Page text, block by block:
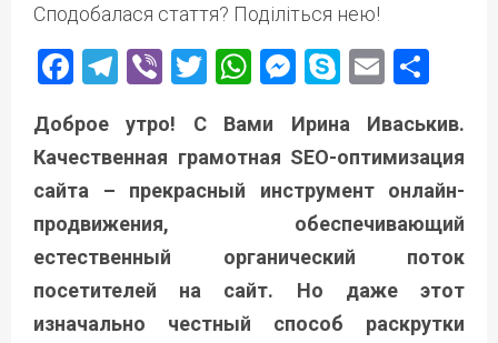
Сподобалася стаття? Поділіться нею!
Facebook
Telegram
ViberTwitter
WhatsApp
Messenger
Skype
Email
Доброе утро! С Вами Ирина Иваськив.
Качественная грамотная SEO-оптимизация
сайта – прекрасный инструмент онлайн-
продвижения, обеспечивающий
естественный органический поток
посетителей на сайт. Но даже этот
изначально честный способ раскрутки